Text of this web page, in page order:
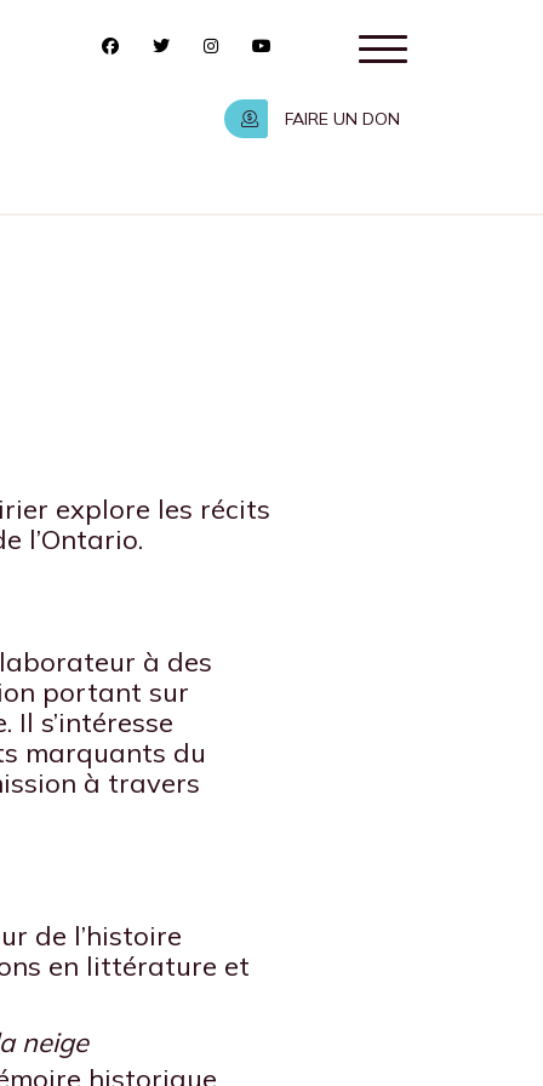
FAIRE UN DON
explore les récits
l’Ontario.
à des
portant sur
Il s’intéresse
marquants du
à travers
de l’histoire
en littérature et
neige
historique